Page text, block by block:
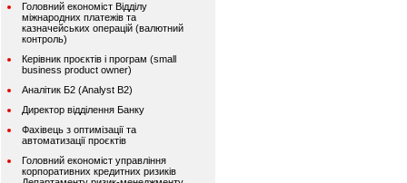
Головний економіст Відділу
міжнародних платежів та
казначейських операцій (валютний
контроль)
Керівник проєктів і програм (small
business product owner)
Аналітик Б2 (Analyst B2)
Директор відділення Банку
Фахівець з оптимізації та
автоматизації проєктів
Головний економіст управління
корпоративних кредитних ризиків